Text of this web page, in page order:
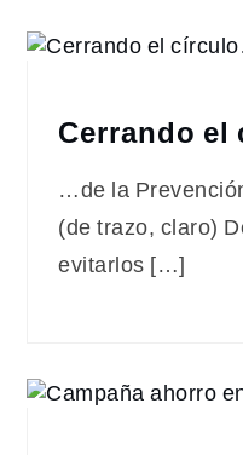
Cerrando
…de la
(de trazo, claro)
evitarlos […]